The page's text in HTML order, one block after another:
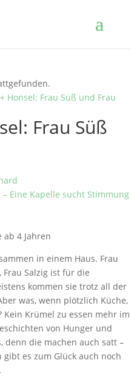
Honsel: Frau Süß und Frau
Frau Süß
– Eine Kapelle sucht Stimmung
ab 4 Jahren
in einem Haus. Frau
Salzig ist für die
kommen sie trotz all der
was, wenn plötzlich Küche,
Krümel zu essen mehr im
von Hunger und
denn die machen auch satt –
es zum Glück auch noch